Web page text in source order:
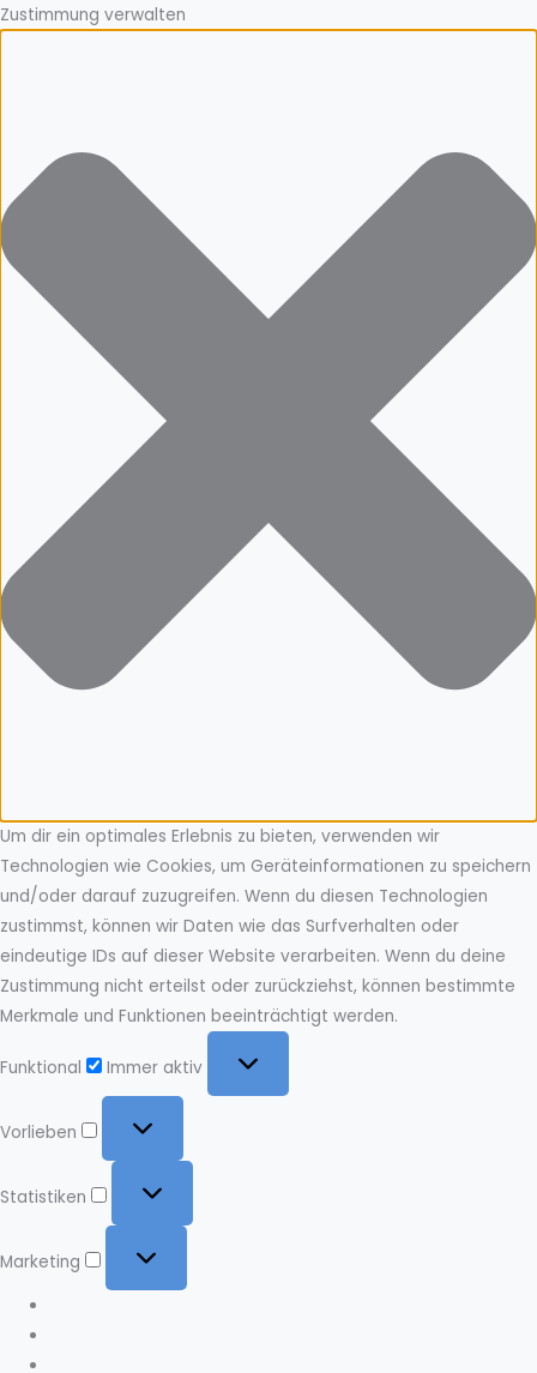
Zustimmung verwalten
Um dir ein optimales Erlebnis zu bieten, verwenden wir
Technologien wie Cookies, um Geräteinformationen zu speichern
und/oder darauf zuzugreifen. Wenn du diesen Technologien
zustimmst, können wir Daten wie das Surfverhalten oder
eindeutige IDs auf dieser Website verarbeiten. Wenn du deine
Zustimmung nicht erteilst oder zurückziehst, können bestimmte
Merkmale und Funktionen beeinträchtigt werden.
Funktional
Immer aktiv
Vorlieben
Statistiken
Marketing